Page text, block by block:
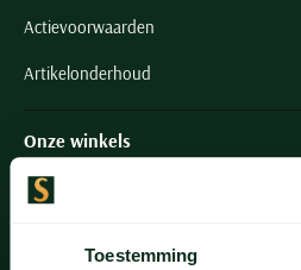
Toestemming
Actievoorwaarden
Artikelonderhoud
Onze winkels
Onze winkels